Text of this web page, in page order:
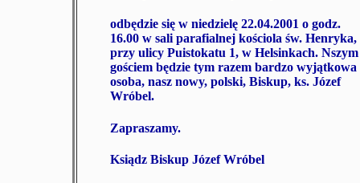
odbędzie się w niedzielę 22.04.2001 o godz.
16.00 w sali parafialnej kościola św. Henryka,
przy ulicy Puistokatu 1, w Helsinkach. Nszym
gościem będzie tym razem bardzo wyjątkowa
osoba, nasz nowy, polski, Biskup, ks. Józef
Wróbel.
Zapraszamy.
Ksiądz Biskup Józef Wróbel